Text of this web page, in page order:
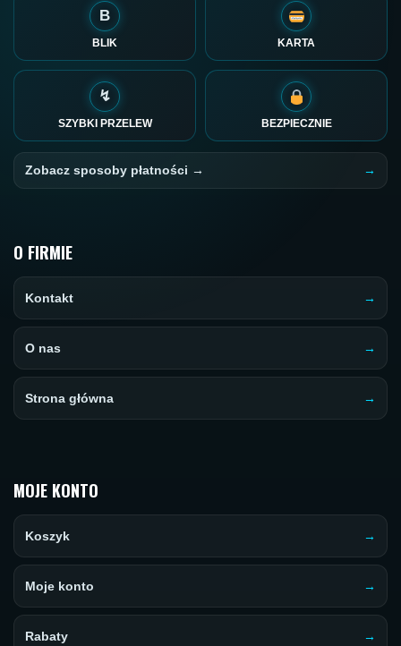
B
BLIK KARTA
↯
SZYBKI PRZELEW BEZPIECZNIE
Zobacz sposoby płatności →
O FIRMIE
Kontakt
O nas
Strona główna
MOJE KONTO
Koszyk
Moje konto
Rabaty